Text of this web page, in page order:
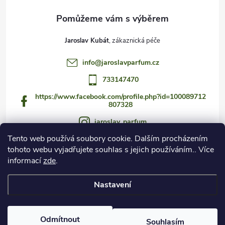
Tento web používá soubory cookie. Dalším procházením
tohoto webu vyjadřujete souhlas s jejich používáním.. Více
informacízde.
Nastavení
Odmítnout Souhlasím
Jaroslav Kubát
info@jaroslavparfum.cz
733147470
https://www.facebook.com/profile.php?id=100089712
807328
jaroslav_parfum
733147470
https://www.youtube.com/@jaroslav_parfum
Czech Fragrance Club. Všechna práva vyhrazena.